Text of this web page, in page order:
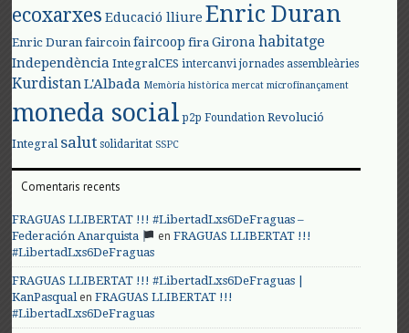
ecoxarxes Educació lliure Enric Duran
Enric Duran faircoin faircoop fira Girona habitatge
Independència IntegralCES intercanvi jornades assembleàries
KurdistanL'Albada Memòria històrica mercat microfinançament
moneda social p2p Foundation Revolució
Integral salut solidaritat SSPC
Comentaris recents
FRAGUAS LLIBERTAT !!! #LibertadLxs6DeFraguas –
Federación Anarquista
enFRAGUAS LLIBERTAT !!!
#LibertadLxs6DeFraguas
FRAGUAS LLIBERTAT !!! #LibertadLxs6DeFraguas |
KanPasqualenFRAGUAS LLIBERTAT !!!
#LibertadLxs6DeFraguas